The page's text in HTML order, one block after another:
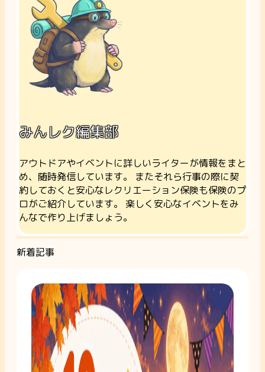
みんレク編集部
アウトドアやイベントに詳しいライターが情報をまと
め、随時発信しています。 またそれら行事の際に契
約しておくと安心なレクリエーション保険も保険のプ
ロがご紹介しています。 楽しく安心なイベントをみ
んなで作り上げましょう。
新着記事